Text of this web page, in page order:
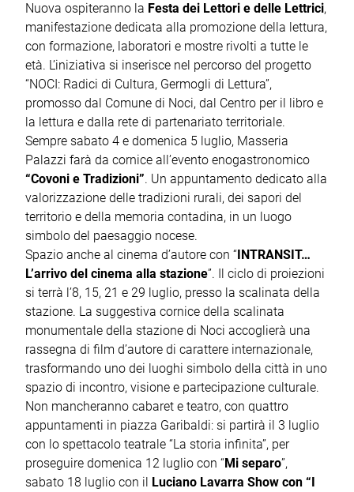
Nuova ospiteranno la Festa dei Lettori e delle Lettrici,
manifestazione dedicata alla promozione della lettura,
con formazione, laboratori e mostre rivolti a tutte le
età. L’iniziativa si inserisce nel percorso del progetto
“NOCI: Radici di Cultura, Germogli di Lettura”,
promosso dal Comune di Noci, dal Centro per il libro e
la lettura e dalla rete di partenariato territoriale.
Sempre sabato 4 e domenica 5 luglio, Masseria
Palazzi farà da cornice all’evento enogastronomico
“Covoni e Tradizioni”. Un appuntamento dedicato alla
valorizzazione delle tradizioni rurali, dei sapori del
territorio e della memoria contadina, in un luogo
simbolo del paesaggio nocese.
Spazio anche al cinema d’autore con “INTRANSIT…
L’arrivo del cinema alla stazione”. Il ciclo di proiezioni
si terrà l’8, 15, 21 e 29 luglio, presso la scalinata della
stazione. La suggestiva cornice della scalinata
monumentale della stazione di Noci accoglierà una
rassegna di film d’autore di carattere internazionale,
trasformando uno dei luoghi simbolo della città in uno
spazio di incontro, visione e partecipazione culturale.
Non mancheranno cabaret e teatro, con quattro
appuntamenti in piazza Garibaldi: si partirà il 3 luglio
con lo spettacolo teatrale “La storia infinita”, per
proseguire domenica 12 luglio con “Mi separo”,
sabato 18 luglio con il Luciano Lavarra Show con “I